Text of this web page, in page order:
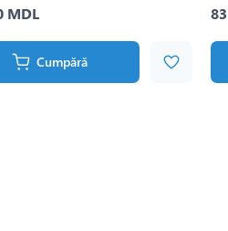
MDL
Cumpără